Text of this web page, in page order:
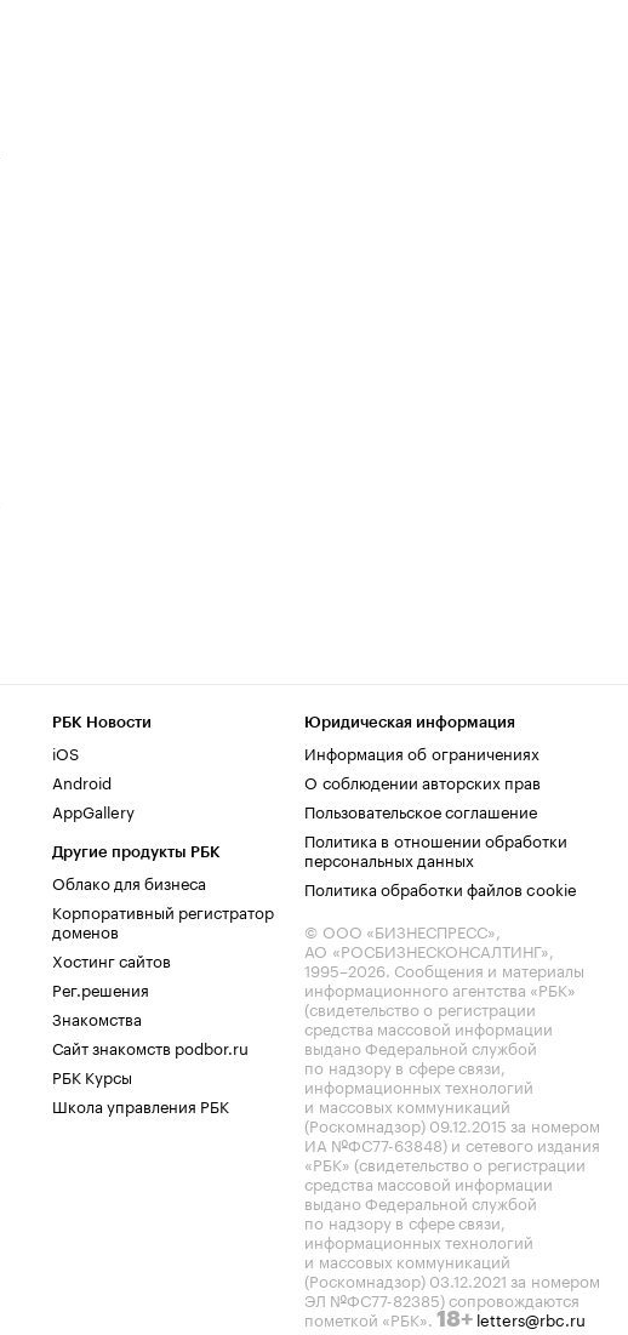
РБК Новости
iOS
Android
AppGallery
Другие продукты РБК
Облако для бизнеса
Корпоративный регистратор
доменов
Хостинг сайтов
Рег.решения
Знакомства
Сайт знакомств podbor.ru
РБК Курсы
Школа управления РБК
Юридическая информация
Информация об ограничениях
О соблюдении авторских прав
Пользовательское соглашение
Политика в отношении обработки
персональных данных
Политика обработки файлов cookie
© ООО «БИЗНЕСПРЕСС»,
АО «РОСБИЗНЕСКОНСАЛТИНГ»,
1995–2026. Сообщения и материалы
информационного агентства «РБК»
(свидетельство о регистрации
средства массовой информации
выдано Федеральной службой
по надзору в сфере связи,
информационных технологий
и массовых коммуникаций
(Роскомнадзор) 09.12.2015 за номером
ИА №ФС77-63848) и сетевого издания
«РБК» (свидетельство о регистрации
средства массовой информации
выдано Федеральной службой
по надзору в сфере связи,
информационных технологий
и массовых коммуникаций
(Роскомнадзор) 03.12.2021 за номером
ЭЛ №ФС77-82385) сопровождаются
пометкой «РБК». 18+ letters@rbc.ru